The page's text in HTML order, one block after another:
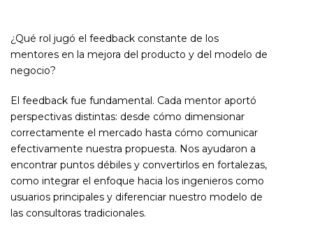
¿Qué rol jugó el feedback constante de los
mentores en la mejora del producto y del modelo de
negocio?
El feedback fue fundamental. Cada mentor aportó
perspectivas distintas: desde cómo dimensionar
correctamente el mercado hasta cómo comunicar
efectivamente nuestra propuesta. Nos ayudaron a
encontrar puntos débiles y convertirlos en fortalezas,
como integrar el enfoque hacia los ingenieros como
usuarios principales y diferenciar nuestro modelo de
las consultoras tradicionales.